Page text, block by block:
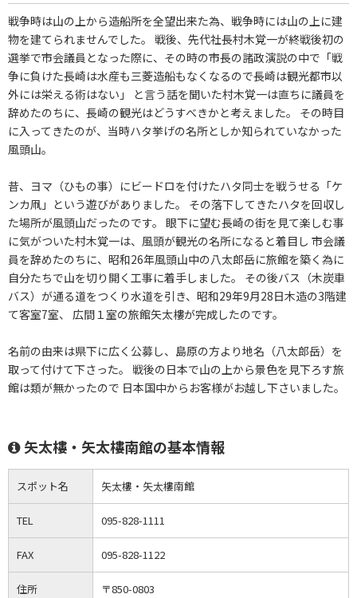
戦争時は山の上から造船所を全望出来た為、戦争時には山の上に建
物を建てられませんでした。 戦後、先代社長村木覚一が終戦後初の
選挙で市会議員となった際に、その時の市長の諸政演説の中で「戦
争に負けた長崎は水産も三菱造船もなくなるので長崎は観光都市以
外には栄える術はない」 と言う話を聞いた村木覚一は直ちに議員を
辞めたのちに、長崎の観光はどうすべきかと考えました。 その時目
に入ってきたのが、当時ハタ挙げの名所としか知られていなかった
風頭山。
昔、ヨマ（ひもの事）にビードロを付けたハタ同士を戦うせる「ケ
ンカ凧」という遊びがありました。 その落下してきたハタを回収し
た場所が風頭山だったのです。 眼下に望む長崎の街を見て楽しむ事
に気がついた村木覚一は、風頭が観光の名所になると着目し 市会議
員を辞めたのちに、昭和26年風頭山中の八太郎岳に旅館を築く為に
自分たちで山を切り開く工事に着手しました。 その後バス（木炭車
バス）が通る道をつくり水道を引き、昭和29年9月28日木造の3階建
て客室7室、 広間１室の旅館矢太樓が完成したのです。
名前の由来は県下に広く公募し、島原の方より地名（八太郎岳）を
取って付けて下さった。 戦後の日本で山の上から景色を見下ろす旅
館は類が無かったので 日本国中からお客様がお越し下さいました。
矢太樓・矢太樓南館の基本情報
スポット名 矢太樓・矢太樓南館
TEL 095-828-1111
FAX 095-828-1122
住所
〒850-0803